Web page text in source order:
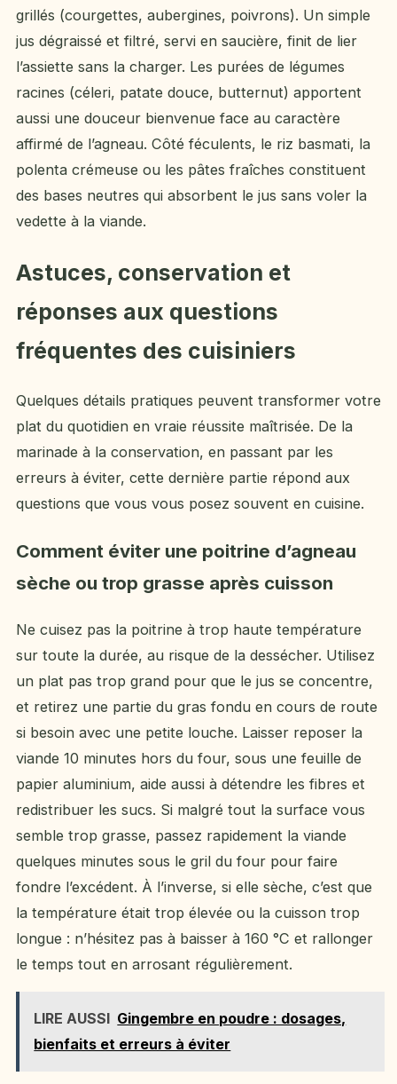
grillés (courgettes, aubergines, poivrons). Un simple
jus dégraissé et filtré, servi en saucière, finit de lier
l’assiette sans la charger. Les purées de légumes
racines (céleri, patate douce, butternut) apportent
aussi une douceur bienvenue face au caractère
affirmé de l’agneau. Côté féculents, le riz basmati, la
polenta crémeuse ou les pâtes fraîches constituent
des bases neutres qui absorbent le jus sans voler la
vedette à la viande.
Astuces, conservation et
réponses aux questions
fréquentes des cuisiniers
Quelques détails pratiques peuvent transformer votre
plat du quotidien en vraie réussite maîtrisée. De la
marinade à la conservation, en passant par les
erreurs à éviter, cette dernière partie répond aux
questions que vous vous posez souvent en cuisine.
Comment éviter une poitrine d’agneau
sèche ou trop grasse après cuisson
Ne cuisez pas la poitrine à trop haute température
sur toute la durée, au risque de la dessécher. Utilisez
un plat pas trop grand pour que le jus se concentre,
et retirez une partie du gras fondu en cours de route
si besoin avec une petite louche. Laisser reposer la
viande 10 minutes hors du four, sous une feuille de
papier aluminium, aide aussi à détendre les fibres et
redistribuer les sucs. Si malgré tout la surface vous
semble trop grasse, passez rapidement la viande
quelques minutes sous le gril du four pour faire
fondre l’excédent. À l’inverse, si elle sèche, c’est que
la température était trop élevée ou la cuisson trop
longue : n’hésitez pas à baisser à 160 °C et rallonger
le temps tout en arrosant régulièrement.
LIRE AUSSI Gingembre en poudre : dosages,
bienfaits et erreurs à éviter